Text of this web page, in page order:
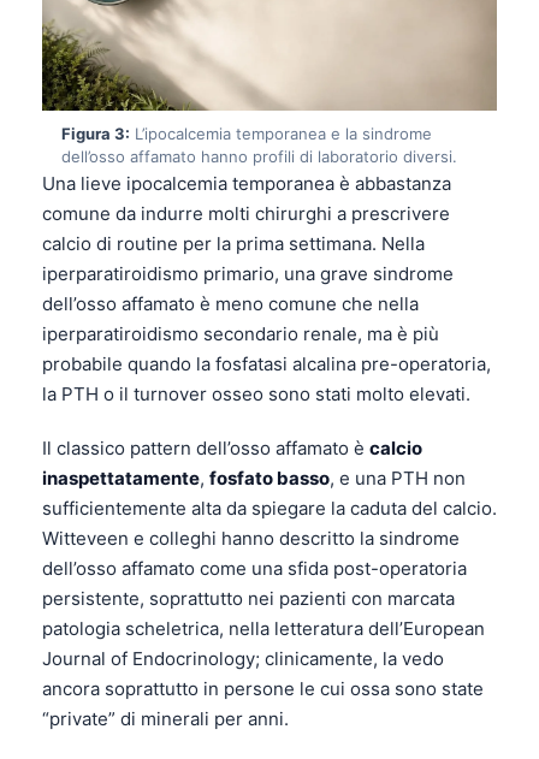
Figura 3: L’ipocalcemia temporanea e la sindrome
dell’osso affamato hanno profili di laboratorio diversi.
Una lieve ipocalcemia temporanea è abbastanza
comune da indurre molti chirurghi a prescrivere
calcio di routine per la prima settimana. Nella
iperparatiroidismo primario, una grave sindrome
dell’osso affamato è meno comune che nella
iperparatiroidismo secondario renale, ma è più
probabile quando la fosfatasi alcalina pre-operatoria,
la PTH o il turnover osseo sono stati molto elevati.
Il classico pattern dell’osso affamato è calcio
inaspettatamente, fosfato basso, e una PTH non
sufficientemente alta da spiegare la caduta del calcio.
Witteveen e colleghi hanno descritto la sindrome
dell’osso affamato come una sfida post-operatoria
persistente, soprattutto nei pazienti con marcata
patologia scheletrica, nella letteratura dell’European
Journal of Endocrinology; clinicamente, la vedo
ancora soprattutto in persone le cui ossa sono state
“private” di minerali per anni.